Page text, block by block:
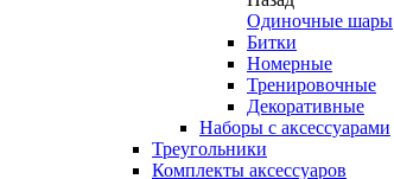
Одиночные шары
Битки
Номерные
Тренировочные
Декоративные
Наборы с аксессуарами
Треугольники
Комплекты аксессуаров